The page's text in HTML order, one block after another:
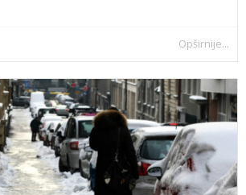
Opširnije...